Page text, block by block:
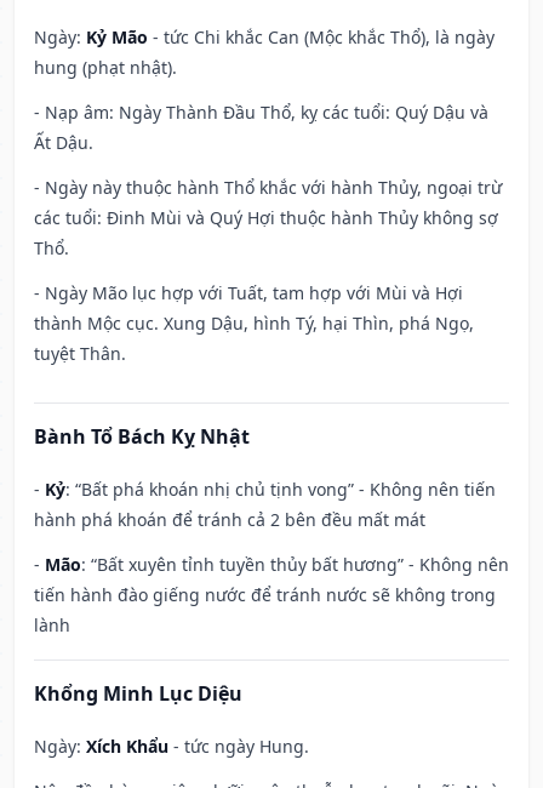
Ngày: Kỷ Mão - tức Chi khắc Can (Mộc khắc Thổ), là ngày
hung (phạt nhật).
- Nạp âm: Ngày Thành Đầu Thổ, kỵ các tuổi: Quý Dậu và
Ất Dậu.
- Ngày này thuộc hành Thổ khắc với hành Thủy, ngoại trừ
các tuổi: Đinh Mùi và Quý Hợi thuộc hành Thủy không sợ
Thổ.
- Ngày Mão lục hợp với Tuất, tam hợp với Mùi và Hợi
thành Mộc cục. Xung Dậu, hình Tý, hại Thìn, phá Ngọ,
tuyệt Thân.
Bành Tổ Bách Kỵ Nhật
- Kỷ: “Bất phá khoán nhị chủ tịnh vong” - Không nên tiến
hành phá khoán để tránh cả 2 bên đều mất mát
- Mão: “Bất xuyên tỉnh tuyền thủy bất hương” - Không nên
tiến hành đào giếng nước để tránh nước sẽ không trong
lành
Khổng Minh Lục Diệu
Ngày: Xích Khẩu - tức ngày Hung.